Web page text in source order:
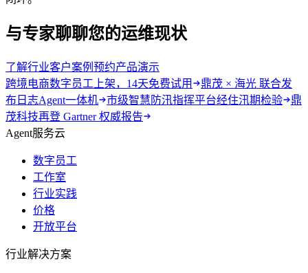
与专家聊聊您的运维现状
了解行业客户案例 预约产品演示
跨境电商数字员工上架，14天免费试用
鼎茂 × 海光 联合发
布日志Agent一体机
市级智慧防汛指挥平台经住汛期检验
鼎
茂科技再登 Gartner 权威报告
Agent服务云
数字员工
工作室
行业实践
价格
开放平台
行业解决方案